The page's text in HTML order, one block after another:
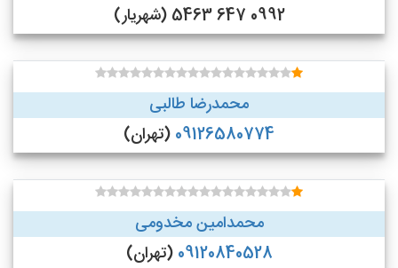
0992 647 5463 (شهریار)
محمدرضا طالبی
09126580774 (تهران)
محمدامین مخدومی
09120840528 (تهران)